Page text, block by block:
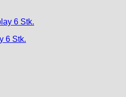
6 Stk.